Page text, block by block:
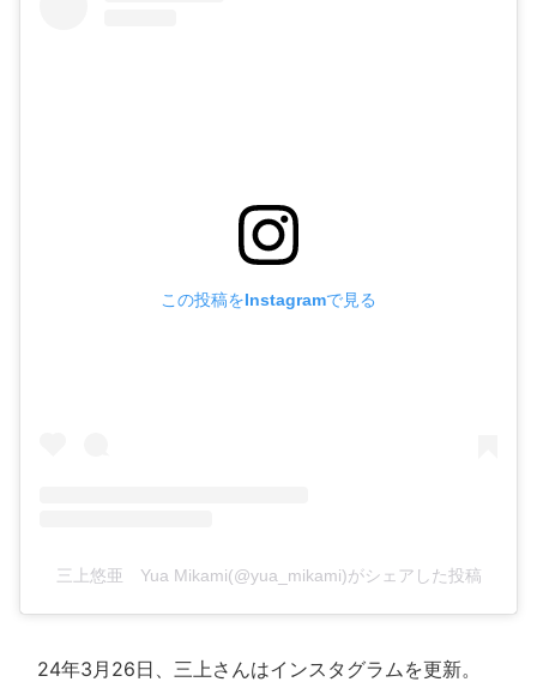
この投稿をInstagramで見る
三上悠亜 Yua Mikami(@yua_mikami)がシェアした投稿
24年3月26日、三上さんはインスタグラムを更新。